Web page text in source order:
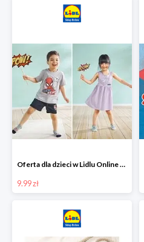
Oferta dla dzieci w Lidlu Online od 9,99 zł
9.99 zł